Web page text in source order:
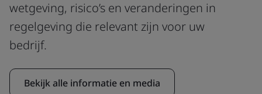
wetgeving, risico’s en veranderingen in
regelgeving die relevant zijn voor uw
bedrijf.
Bekijk alle informatie en media